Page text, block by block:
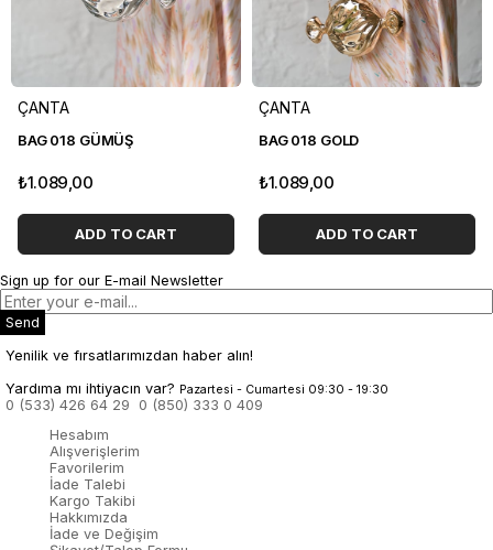
ÇANTA
BAG 018 GÜMÜŞ
₺1.089,00
ADD TO CART
ÇANTA
BAG 018 GOLD
₺1.089,00
ADD TO CART
Sign up for our E-mail Newsletter
Send
Yenilik ve fırsatlarımızdan haber alın!
Yardıma mı ihtiyacın var? Pazartesi - Cumartesi 09:30 - 19:30
0 (533) 426 64 29
0 (850) 333 0 409
Hesabım
Alışverişlerim
Favorilerim
İade Talebi
Kargo Takibi
Hakkımızda
İade ve Değişim